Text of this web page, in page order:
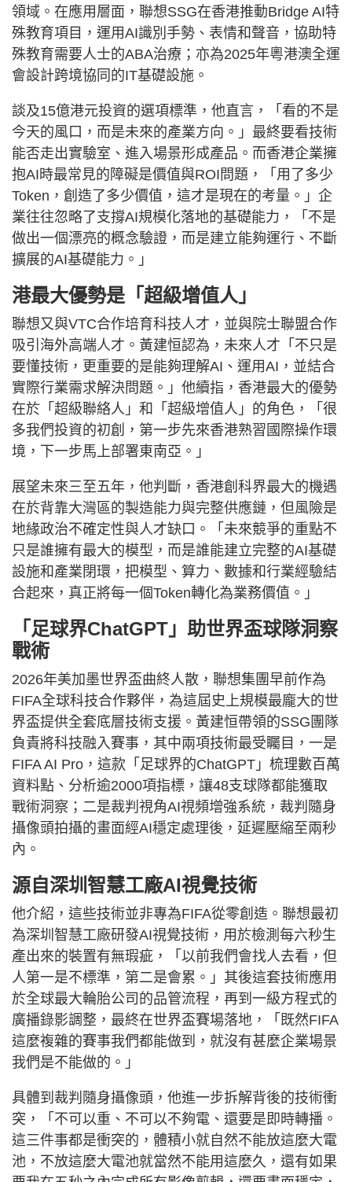
領域。在應用層面，聯想SSG在香港推動Bridge AI特
殊教育項目，運用AI識別手勢、表情和聲音，協助特
殊教育需要人士的ABA治療；亦為2025年粵港澳全運
會設計跨境協同的IT基礎設施。
談及15億港元投資的選項標準，他直言，「看的不是
今天的風口，而是未來的產業方向。」最終要看技術
能否走出實驗室、進入場景形成產品。而香港企業擁
抱AI時最常見的障礙是價值與ROI問題，「用了多少
Token，創造了多少價值，這才是現在的考量。」企
業往往忽略了支撐AI規模化落地的基礎能力，「不是
做出一個漂亮的概念驗證，而是建立能夠運行、不斷
擴展的AI基礎能力。」
港最大優勢是「超級增值人」
聯想又與VTC合作培育科技人才，並與院士聯盟合作
吸引海外高端人才。黃建恒認為，未來人才「不只是
要懂技術，更重要的是能夠理解AI、運用AI，並結合
實際行業需求解決問題。」他續指，香港最大的優勢
在於「超級聯絡人」和「超級增值人」的角色，「很
多我們投資的初創，第一步先來香港熟習國際操作環
境，下一步馬上部署東南亞。」
展望未來三至五年，他判斷，香港創科界最大的機遇
在於背靠大灣區的製造能力與完整供應鏈，但風險是
地緣政治不確定性與人才缺口。「未來競爭的重點不
只是誰擁有最大的模型，而是誰能建立完整的AI基礎
設施和產業閉環，把模型、算力、數據和行業經驗結
合起來，真正將每一個Token轉化為業務價值。」
「足球界ChatGPT」助世界盃球隊洞察
戰術
2026年美加墨世界盃曲終人散，聯想集團早前作為
FIFA全球科技合作夥伴，為這屆史上規模最龐大的世
界盃提供全套底層技術支援。黃建恒帶領的SSG團隊
負責將科技融入賽事，其中兩項技術最受矚目，一是
FIFA AI Pro，這款「足球界的ChatGPT」梳理數百萬
資料點、分析逾2000項指標，讓48支球隊都能獲取
戰術洞察；二是裁判視角AI視頻增強系統，裁判隨身
攝像頭拍攝的畫面經AI穩定處理後，延遲壓縮至兩秒
內。
源自深圳智慧工廠AI視覺技術
他介紹，這些技術並非專為FIFA從零創造。聯想最初
為深圳智慧工廠研發AI視覺技術，用於檢測每六秒生
產出來的裝置有無瑕疵，「以前我們會找人去看，但
人第一是不標準，第二是會累。」其後這套技術應用
於全球最大輪胎公司的品管流程，再到一級方程式的
廣播錄影調整，最終在世界盃賽場落地，「既然FIFA
這麼複雜的賽事我們都能做到，就沒有甚麼企業場景
我們是不能做的。」
具體到裁判隨身攝像頭，他進一步拆解背後的技術衝
突，「不可以重、不可以不夠電、還要是即時轉播。
這三件事都是衝突的，體積小就自然不能放這麼大電
池，不放這麼大電池就當然不能用這麼久，還有如果